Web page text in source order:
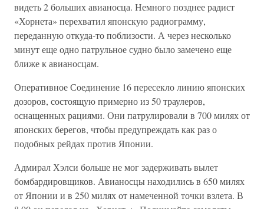
видеть 2 больших авианосца. Немного позднее радист
«Хорнета» перехватил японскую радиограмму,
переданную откуда-то поблизости. А через несколько
минут еще одно патрульное судно было замечено еще
ближе к авианосцам.
Оперативное Соединение 16 пересекло линию японских
дозоров, состоящую примерно из 50 траулеров,
оснащенных рациями. Они патрулировали в 700 милях от
японских берегов, чтобы предупреждать как раз о
подобных рейдах против Японии.
Адмирал Хэлси больше не мог задерживать вылет
бомбардировщиков. Авианосцы находились в 650 милях
от Японии и в 250 милях от намеченной точки взлета. В